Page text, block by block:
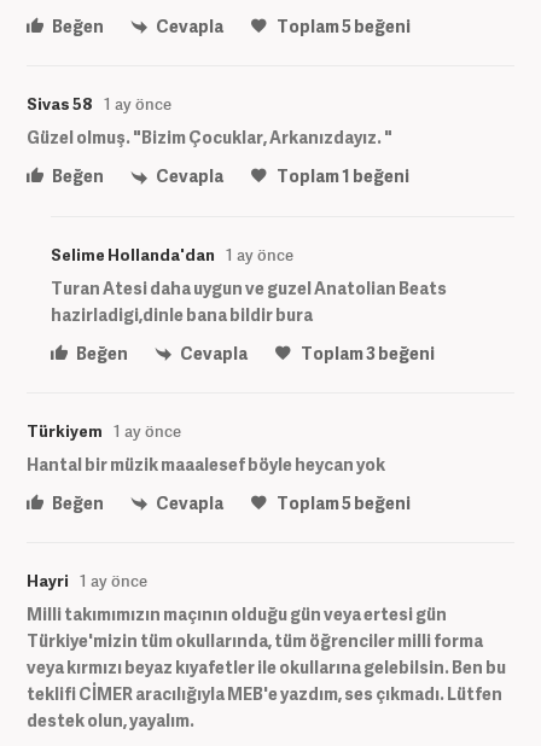
Beğen
Cevapla Toplam5beğeni
Sivas 58 1 ay önce
Güzel olmuş. "Bizim Çocuklar, Arkanızdayız. "
Beğen
Cevapla Toplam1 beğeni
Selime Hollanda'dan 1 ay önce
Turan Atesi daha uygun ve guzel Anatolian Beats
hazirladigi,dinle bana bildir bura
Beğen
Cevapla Toplam3beğeni
Türkiyem 1 ay önce
Hantal bir müzik maaalesef böyle heycan yok
Beğen
Cevapla Toplam5beğeni
Hayri 1 ay önce
Milli takımımızın maçının olduğu gün veya ertesi gün
Türkiye'mizin tüm okullarında, tüm öğrenciler milli forma
veya kırmızı beyaz kıyafetler ile okullarına gelebilsin. Ben bu
teklifi CİMER aracılığıyla MEB'e yazdım, ses çıkmadı. Lütfen
destek olun, yayalım.